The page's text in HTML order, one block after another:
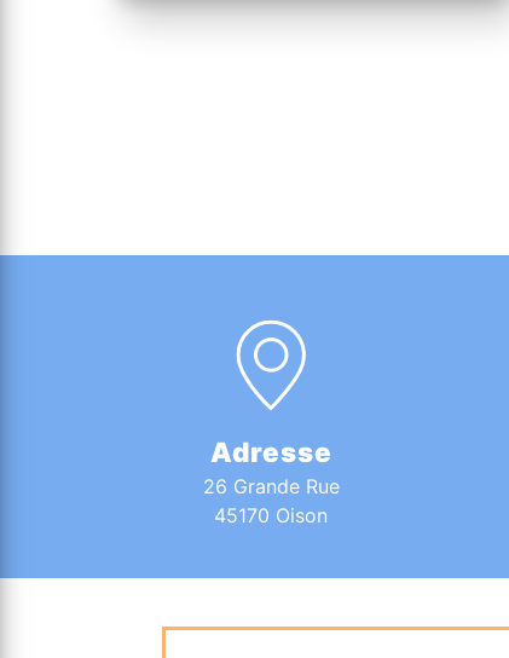
Adresse
26 Grande Rue
45170 Oison